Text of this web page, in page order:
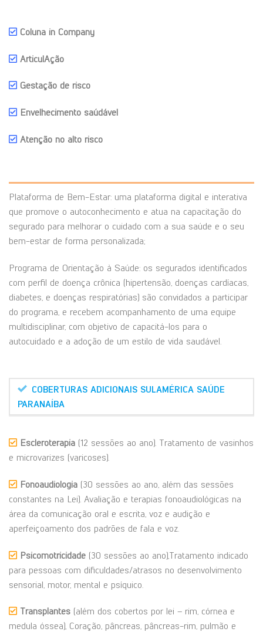
Coluna in Company
ArticulAção
Gestação de risco
Envelhecimento saúdável
Atenção no alto risco
Plataforma de Bem-Estar: uma plataforma digital e interativa
que promove o autoconhecimento e atua na capacitação do
segurado para melhorar o cuidado com a sua saúde e o seu
bem-estar de forma personalizada;
Programa de Orientação à Saúde: os segurados identificados
com perfil de doença crônica (hipertensão, doenças cardíacas,
diabetes, e doenças respiratórias) são convidados a participar
do programa, e recebem acompanhamento de uma equipe
multidisciplinar, com objetivo de capacitá-los para o
autocuidado e a adoção de um estilo de vida saudável.
COBERTURAS ADICIONAIS SULAMÉRICA SAÚDE
PARANAÍBA
Escleroterapia (12 sessões ao ano). Tratamento de vasinhos
e microvarizes (varicoses).
Fonoaudiologia (30 sessões ao ano, além das sessões
constantes na Lei). Avaliação e terapias fonoaudiológicas na
área da comunicação oral e escrita, voz e audição e
aperfeiçoamento dos padrões de fala e voz.
Psicomotricidade (30 sessões ao ano),Tratamento indicado
para pessoas com dificuldades/atrasos no desenvolvimento
sensorial, motor, mental e psíquico.
Transplantes (além dos cobertos por lei – rim, córnea e
medula óssea), Coração, pâncreas, pâncreas-rim, pulmão e